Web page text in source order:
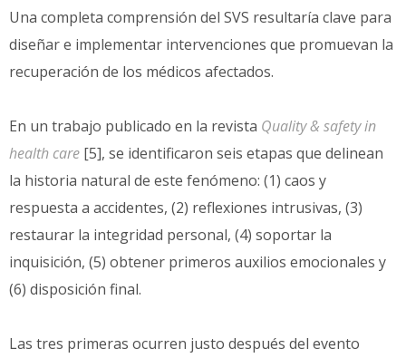
Una completa comprensión del SVS resultaría clave para
diseñar e implementar intervenciones que promuevan la
recuperación de los médicos afectados.
En un trabajo publicado en la revista Quality & safety in
health care [5], se identificaron seis etapas que delinean
la historia natural de este fenómeno: (1) caos y
respuesta a accidentes, (2) reflexiones intrusivas, (3)
restaurar la integridad personal, (4) soportar la
inquisición, (5) obtener primeros auxilios emocionales y
(6) disposición final.
Las tres primeras ocurren justo después del evento